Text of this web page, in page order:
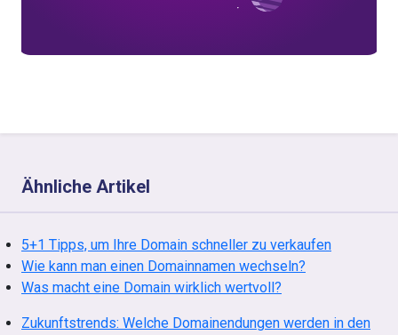
Ähnliche Artikel
5+1 Tipps, um Ihre Domain schneller zu verkaufen
Wie kann man einen Domainnamen wechseln?
Was macht eine Domain wirklich wertvoll?
Zukunftstrends: Welche Domainendungen werden in den